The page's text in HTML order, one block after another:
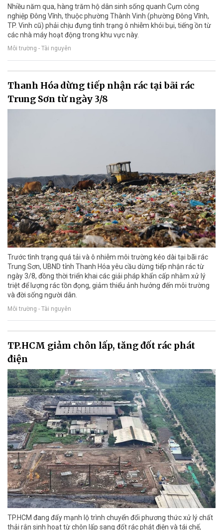
Nhiều năm qua, hàng trăm hộ dân sinh sống quanh Cụm công
nghiệp Đông Vĩnh, thuộc phường Thành Vinh (phường Đông Vĩnh,
TP. Vinh cũ) phải chịu đựng tình trạng ô nhiễm khói bụi, tiếng ồn từ
các nhà máy hoạt động trong khu vực này.
Môi trường - Tài nguyên
Thanh Hóa dừng tiếp nhận rác tại bãi rác
Trung Sơn từ ngày 3/8
Trước tình trạng quá tải và ô nhiễm môi trường kéo dài tại bãi rác
Trung Sơn, UBND tỉnh Thanh Hóa yêu cầu dừng tiếp nhận rác từ
ngày 3/8, đồng thời triển khai các giải pháp khẩn cấp nhằm xử lý
triệt để lượng rác tồn đọng, giảm thiểu ảnh hưởng đến môi trường
và đời sống người dân.
Môi trường - Tài nguyên
TP.HCM giảm chôn lấp, tăng đốt rác phát
điện
TP.HCM đang đẩy mạnh lộ trình chuyển đổi phương thức xử lý chất
thải rắn sinh hoạt từ chôn lấp sang đốt rác phát điện và tái chế,